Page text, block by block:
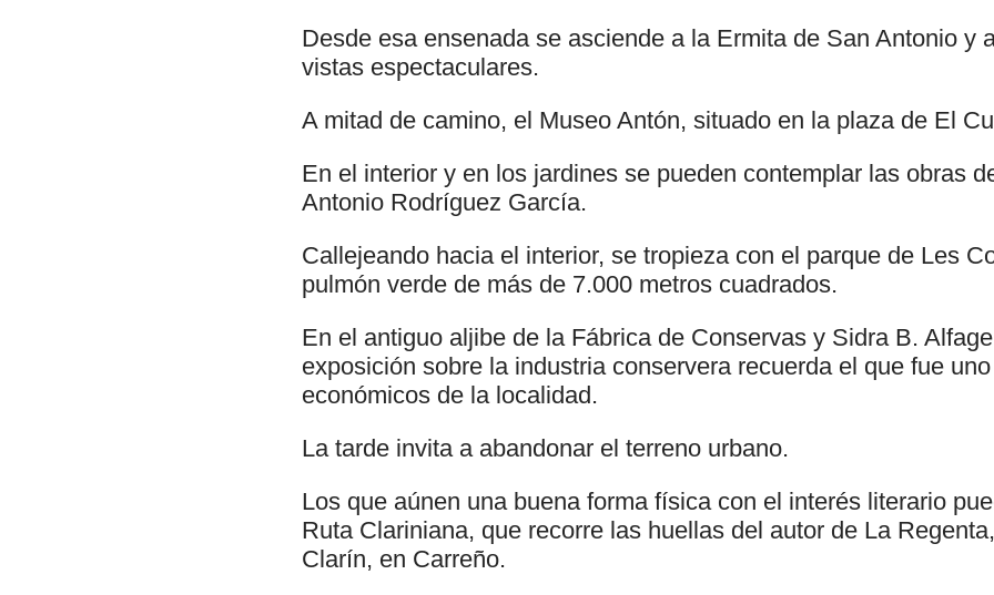
Desde esa ensenada se asciende a la Ermita de San Antonio y
vistas espectaculares.
A mitad de camino, el Museo Antón, situado en la plaza de El
En el interior y en los jardines se pueden contemplar las obras
Antonio Rodríguez García.
Callejeando hacia el interior, se tropieza con el parque de Les
pulmón verde de más de 7.000 metros cuadrados.
En el antiguo aljibe de la Fábrica de Conservas y Sidra B.
exposición sobre la industria conservera recuerda el que fue
económicos de la localidad.
La tarde invita a abandonar el terreno urbano.
Los que aúnen una buena forma física con el interés literario
Ruta Clariniana, que recorre las huellas del autor de La
Clarín, en Carreño.